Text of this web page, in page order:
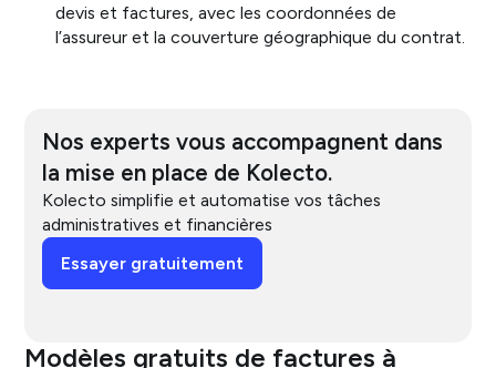
devis et factures, avec les coordonnées de
l’assureur et la couverture géographique du contrat.
Nos experts vous accompagnent dans
la mise en place de Kolecto.
Kolecto simplifie et automatise vos tâches
administratives et financières
Essayer gratuitement
Modèles gratuits de factures à